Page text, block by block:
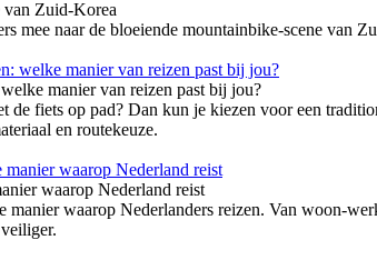
van Zuid-Korea
mee naar de bloeiende mountainbike-scene van
manier van reizen past bij jou?
de fiets op pad? Dan kun je kiezen voor een
en routekeuze.
waarop Nederland reist
manier waarop Nederlanders reizen. Van woon-